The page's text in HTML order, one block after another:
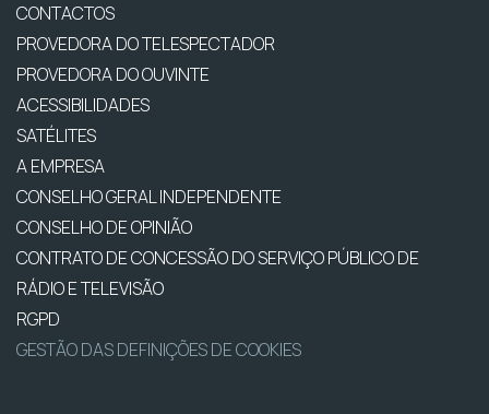
CONTACTOS
PROVEDORA DO TELESPECTADOR
PROVEDORA DO OUVINTE
ACESSIBILIDADES
SATÉLITES
A EMPRESA
CONSELHO GERAL INDEPENDENTE
CONSELHO DE OPINIÃO
CONTRATO DE CONCESSÃO DO SERVIÇO PÚBLICO DE
RÁDIO E TELEVISÃO
RGPD
GESTÃO DAS DEFINIÇÕES DE COOKIES